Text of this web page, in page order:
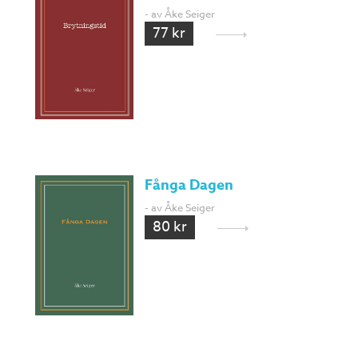
- av Åke Seiger
77 kr
Fånga Dagen
- av Åke Seiger
80 kr